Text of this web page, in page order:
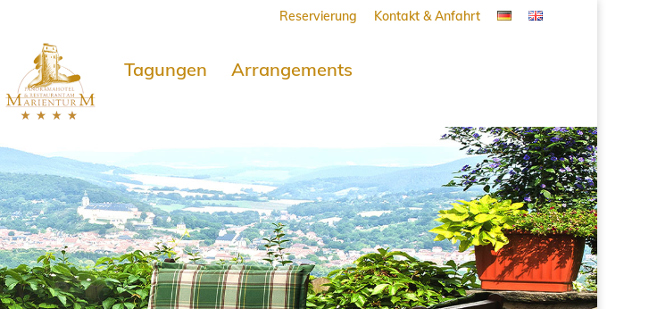
Reservierung Kontakt & Anfahrt
Tagungen Arrangements